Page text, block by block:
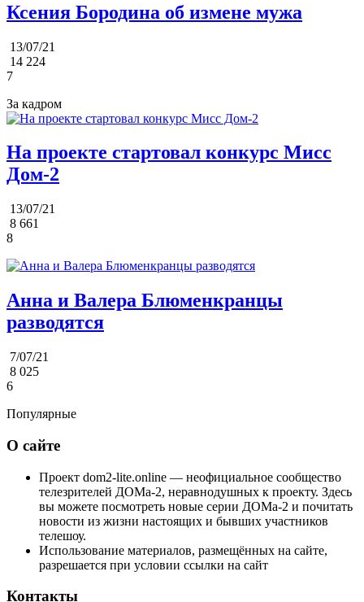
Ксения Бородина об измене мужа
13/07/21
14 224
7
За кадром
На проекте стартовал конкурс Мисс
Дом-2
13/07/21
8 661
8
Анна и Валера Блюменкранцы
разводятся
7/07/21
8 025
6
Популярные
О сайте
Проект dom2-lite.online — неофициальное сообщество
телезрителей ДОМа-2, неравнодушных к проекту. Здесь
вы можете посмотреть новые серии ДОМа-2 и почитать
новости из жизни настоящих и бывших участников
телешоу.
Использование материалов, размещённых на сайте,
разрешается при условии ссылки на сайт
Контакты